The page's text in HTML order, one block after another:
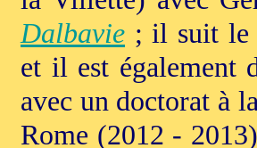
Dalbavie ; il suit le
et il est également
avec un doctorat à
Rome (2012 -